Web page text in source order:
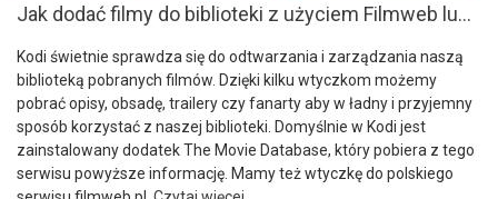
Jak dodać filmy do biblioteki z użyciem Filmweb lu...
Kodi świetnie sprawdza się do odtwarzania i zarządzania naszą
biblioteką pobranych filmów. Dzięki kilku wtyczkom możemy
pobrać opisy, obsadę, trailery czy fanarty aby w ładny i przyjemny
sposób korzystać z naszej biblioteki. Domyślnie w Kodi jest
zainstalowany dodatek The Movie Database, który pobiera z tego
serwisu powyższe informację. Mamy też wtyczkę do polskiego